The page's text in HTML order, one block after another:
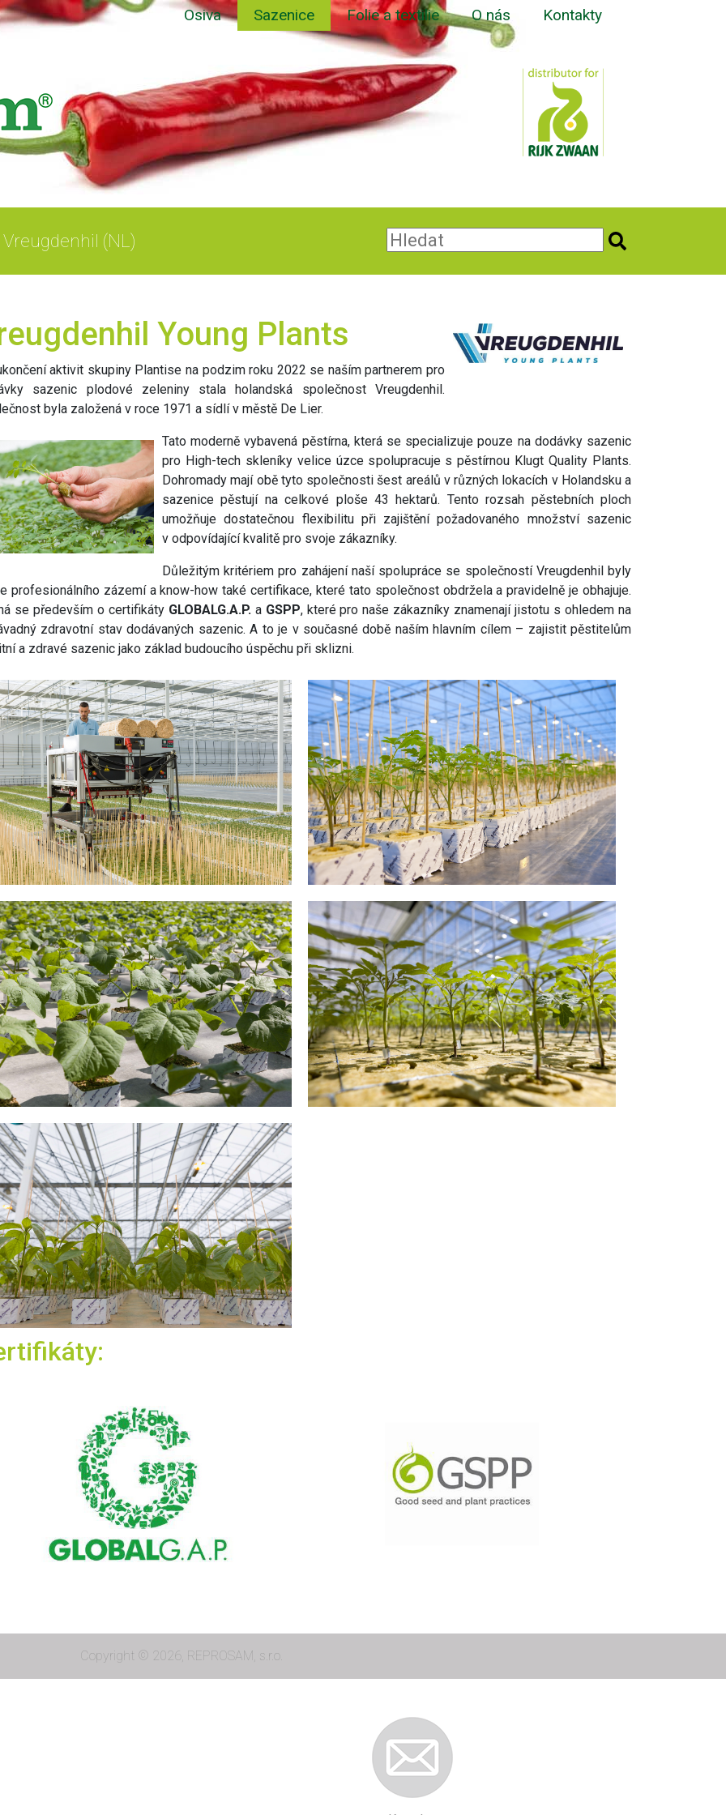
Osiva Sazenice Folie a textilie O nás Kontakty
Vreugdenhil (NL)
Young Plants
aktivit skupiny Plantise na podzim roku 2022 se naším partnerem pro
sazenic plodové zeleniny stala holandská společnost Vreugdenhil.
byla založená v roce 1971 a sídlí v městě De Lier.
Tato moderně vybavená pěstírna, která se specializuje pouze na dodávky sazenic
pro High-tech skleníky velice úzce spolupracuje s pěstírnou Klugt Quality Plants.
Dohromady mají obě tyto společnosti šest areálů v různých lokacích v Holandsku a
sazenice pěstují na celkové ploše 43 hektarů. Tento rozsah pěstebních ploch
umožňuje dostatečnou flexibilitu při zajištění požadovaného množství sazenic
v odpovídající kvalitě pro svoje zákazníky.
Důležitým kritériem pro zahájení naší spolupráce se společností Vreugdenhil byly
profesionálního zázemí a know-how také certifikace, které tato společnost obdržela a pravidelně je obhajuje.
se především o certifikáty GLOBALG.A.P.a GSPP, které pro naše zákazníky znamenají jistotu s ohledem na
zdravotní stav dodávaných sazenic. A to je v současné době naším hlavním cílem – zajistit pěstitelům
a zdravé sazenic jako základ budoucího úspěchu při sklizni.
Copyright © 2026, REPROSAM, s.r.o.